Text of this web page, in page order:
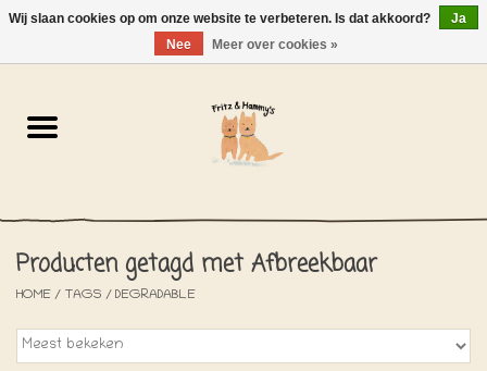
NL-EN 0 Artikelen - €0,00
De Winkel
SOLDEN
Het Strandhuisje
Producten getagd met Afbreekbaar
HOME / TAGS / DEGRADABLE
Wij slaan cookies op om onze website te verbeteren. Is dat akkoord?
Ja
Nee
Meer over cookies »